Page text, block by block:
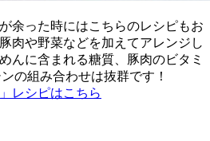
余った時にはこちらのレシピもお
肉や野菜などを加えてアレンジし
んに含まれる糖質、豚肉のビタミ
の組み合わせは抜群です！
レシピはこちら